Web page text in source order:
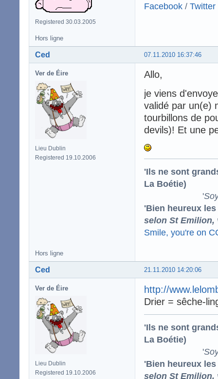
Registered 30.03.2005
Facebook / Twitter
Hors ligne
07.11.2010 16:37:46
Ced
Ver de Éire
Lieu Dublin
Registered 19.10.2006
Allo,
je viens
validé par un(e)
tourbillons de
devils)! Et une
'Ils ne sont
La Boétie)
'
'Bien heureux
selon St Emilion,
Smile, you're on
Hors ligne
21.11.2010 14:20:06
Ced
Ver de Éire
Lieu Dublin
Registered 19.10.2006
http://
Drier = sêche-
'Ils ne sont
La Boétie)
'
'Bien heureux
selon St Emilion,